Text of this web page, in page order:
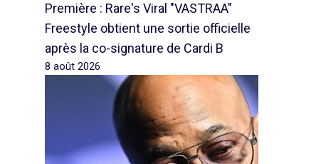
Première : Rare's Viral "VASTRAA"
Freestyle obtient une sortie officielle
après la co-signature de Cardi B
8 août 2026